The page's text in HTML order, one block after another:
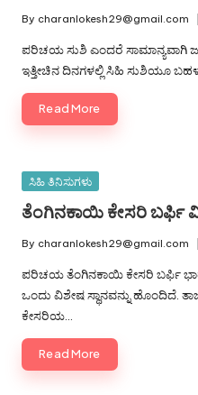
Posted
by
By charanlokesh29@gmail.com
ಪರಿಚಯ ಸುಶಿ ಎಂದರೆ ಸಾಮಾನ್ಯವಾಗಿ
ಇತ್ತೀಚಿನ ದಿನಗಳಲ್ಲಿ ಸಿಹಿ ಸುಶಿಯೂ
Read More
Posted
in
ಸಿಹಿ ತಿನಿಸುಗಳು
ತೆಂಗಿನಕಾಯಿ ಕೇಸರಿ ಬರ್ಫಿ
Posted
by
By charanlokesh29@gmail.com
ಪರಿಚಯ ತೆಂಗಿನಕಾಯಿ ಕೇಸರಿ ಬರ್ಫಿ
ಒಂದು ವಿಶೇಷ ಸ್ಥಾನವನ್ನು ಹೊಂದಿದೆ.
ಕೇಸರಿಯ…
Read More